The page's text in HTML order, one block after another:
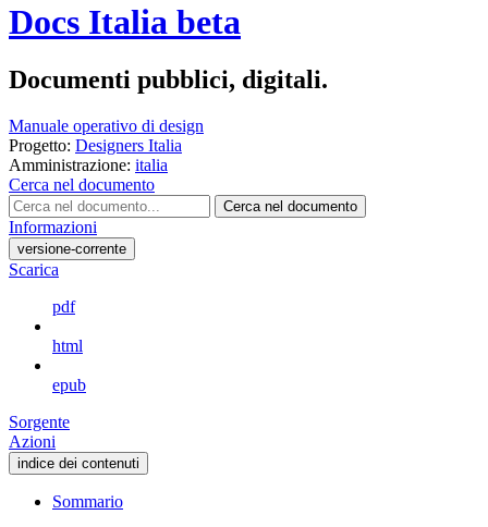
Docs Italia beta
Documenti pubblici, digitali.
Manuale operativo di design
Progetto: Designers Italia
Amministrazione: italia
Cerca nel documento
Cerca nel documento
Informazioni
versione-corrente
Scarica
pdf
html
epub
Sorgente
Azioni
indice dei contenuti
Sommario